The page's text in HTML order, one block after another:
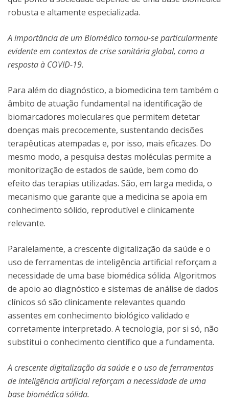
robusta e altamente especializada.
A importância de um Biomédico tornou-se particularmente
evidente em contextos de crise sanitária global, como a
resposta à COVID-19.
Para além do diagnóstico, a biomedicina tem também o
âmbito de atuação fundamental na identificação de
biomarcadores moleculares que permitem detetar
doenças mais precocemente, sustentando decisões
terapêuticas atempadas e, por isso, mais eficazes. Do
mesmo modo, a pesquisa destas moléculas permite a
monitorização de estados de saúde, bem como do
efeito das terapias utilizadas. São, em larga medida, o
mecanismo que garante que a medicina se apoia em
conhecimento sólido, reprodutível e clinicamente
relevante.
Paralelamente, a crescente digitalização da saúde e o
uso de ferramentas de inteligência artificial reforçam a
necessidade de uma base biomédica sólida. Algoritmos
de apoio ao diagnóstico e sistemas de análise de dados
clínicos só são clinicamente relevantes quando
assentes em conhecimento biológico validado e
corretamente interpretado. A tecnologia, por si só, não
substitui o conhecimento científico que a fundamenta.
A crescente digitalização da saúde e o uso de ferramentas
de inteligência artificial reforçam a necessidade de uma
base biomédica sólida.